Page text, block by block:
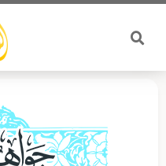
تخطي
المحتوى